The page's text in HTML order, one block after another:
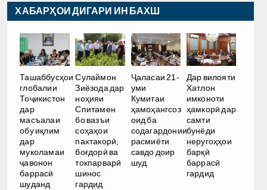
ХАБАРҲОИ ДИГАРИ ИН БАХШ
Ташаббусҳои
глобалии
Тоҷикистон
дар
масъалаи
обу иқлим
дар
муколамаи
ҷавонон
баррасӣ
шуданд
Сулаймон
Зиёзода дар
ноҳияи
Спитамен
бо вазъи
соҳаҳои
пахтакорӣ,
боғдорӣ ва
токпарварӣ
шинос
гардид
Ҷаласаи 21-
уми
Кумитаи
ҳамоҳангсоз
оид ба
содагардонии
расмиёти
савдо доир
шуд
Дар вилояти
Хатлон
имконоти
ҳамкорӣ дар
самти
бунёди
неругоҳҳои
барқӣ
баррасӣ
гардид